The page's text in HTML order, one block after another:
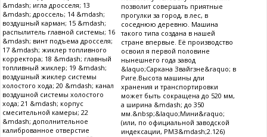
&mdash; игла дросселя; 13
&mdash; дроссель; 14 &mdash;
воздушный карман; 15 &mdash;
распылитель главной системы; 16
&mdash; винт подъема дросселя;
17 &mdash; жиклер топливного
корректора; 18 &mdash; главный
топливный жиклер; 19 &mdash;
воздушный жиклер системы
холостого хода; 20 &mdash; канал
воздушной системы холостого
хода; 21 &mdash; корпус
смесительной камеры; 22
&mdash; дополнительное
калиброванное отверстие
позволит совершать приятные
прогулки за город, в лес, в
соседнюю деревню. Машина
такого типа создана в нашей
стране впервые. Её производство
освоил я первой половине
нынешнего года завод
&laquo;Саркана Звайгзне&raquo; в
Риге.Высота машины дли
хранения и транспортировки
может быть сокращена до 520 мм,
а ширина &mdash; до 350
мм.&nbsp;&laquo;Мини&raquo;
(или, по официальной заводской
индексации, РМЗ&mdash;2.126)